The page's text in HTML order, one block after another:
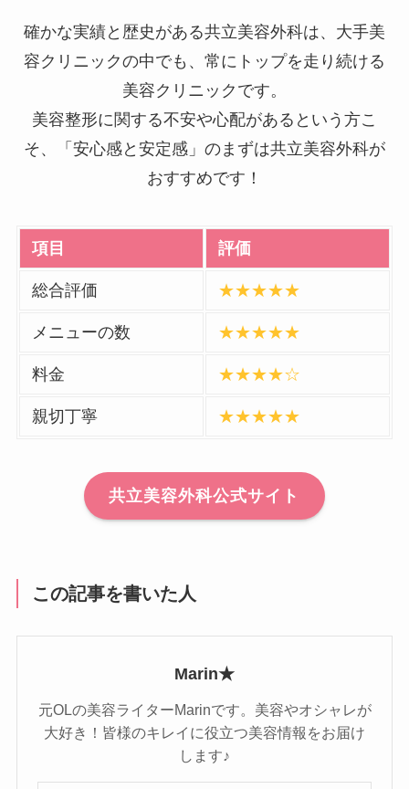
確かな実績と歴史がある共立美容外科は、大手美
容クリニックの中でも、常にトップを走り続ける
美容クリニックです。
美容整形に関する不安や心配があるという方こ
そ、「安心感と安定感」のまずは共立美容外科が
おすすめです！
項目 評価
総合評価 ★★★★★
メニューの数 ★★★★★
料金 ★★★★☆
親切丁寧 ★★★★★
共立美容外科公式サイト
この記事を書いた人
Marin★
元OLの美容ライターMarinです。美容やオシャレが
大好き！皆様のキレイに役立つ美容情報をお届け
します♪